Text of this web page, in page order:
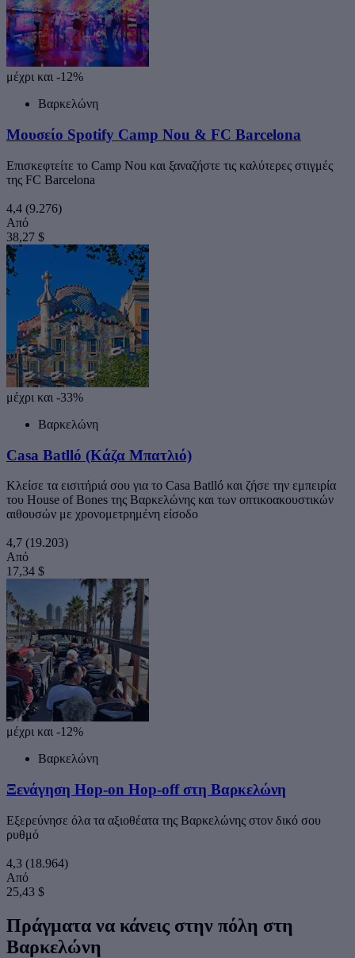
μέχρι και -12%
Βαρκελώνη
Μουσείο Spotify Camp Nou & FC Barcelona
Επισκεφτείτε το Camp Nou και ξαναζήστε τις καλύτερες στιγμές
της FC Barcelona
4,4 (9.276)
Από
38,27 $
μέχρι και -33%
Βαρκελώνη
Casa Batlló (Κάζα Μπατλιό)
Κλείσε τα εισιτήριά σου για το Casa Batlló και ζήσε την εμπειρία
του House of Bones της Βαρκελώνης και των οπτικοακουστικών
αιθουσών με χρονομετρημένη είσοδο
4,7 (19.203)
Από
17,34 $
μέχρι και -12%
Βαρκελώνη
Ξενάγηση Hop-on Hop-off στη Βαρκελώνη
Εξερεύνησε όλα τα αξιοθέατα της Βαρκελώνης στον δικό σου
ρυθμό
4,3 (18.964)
Από
25,43 $
Πράγματα να κάνεις στην πόλη στη
Βαρκελώνη